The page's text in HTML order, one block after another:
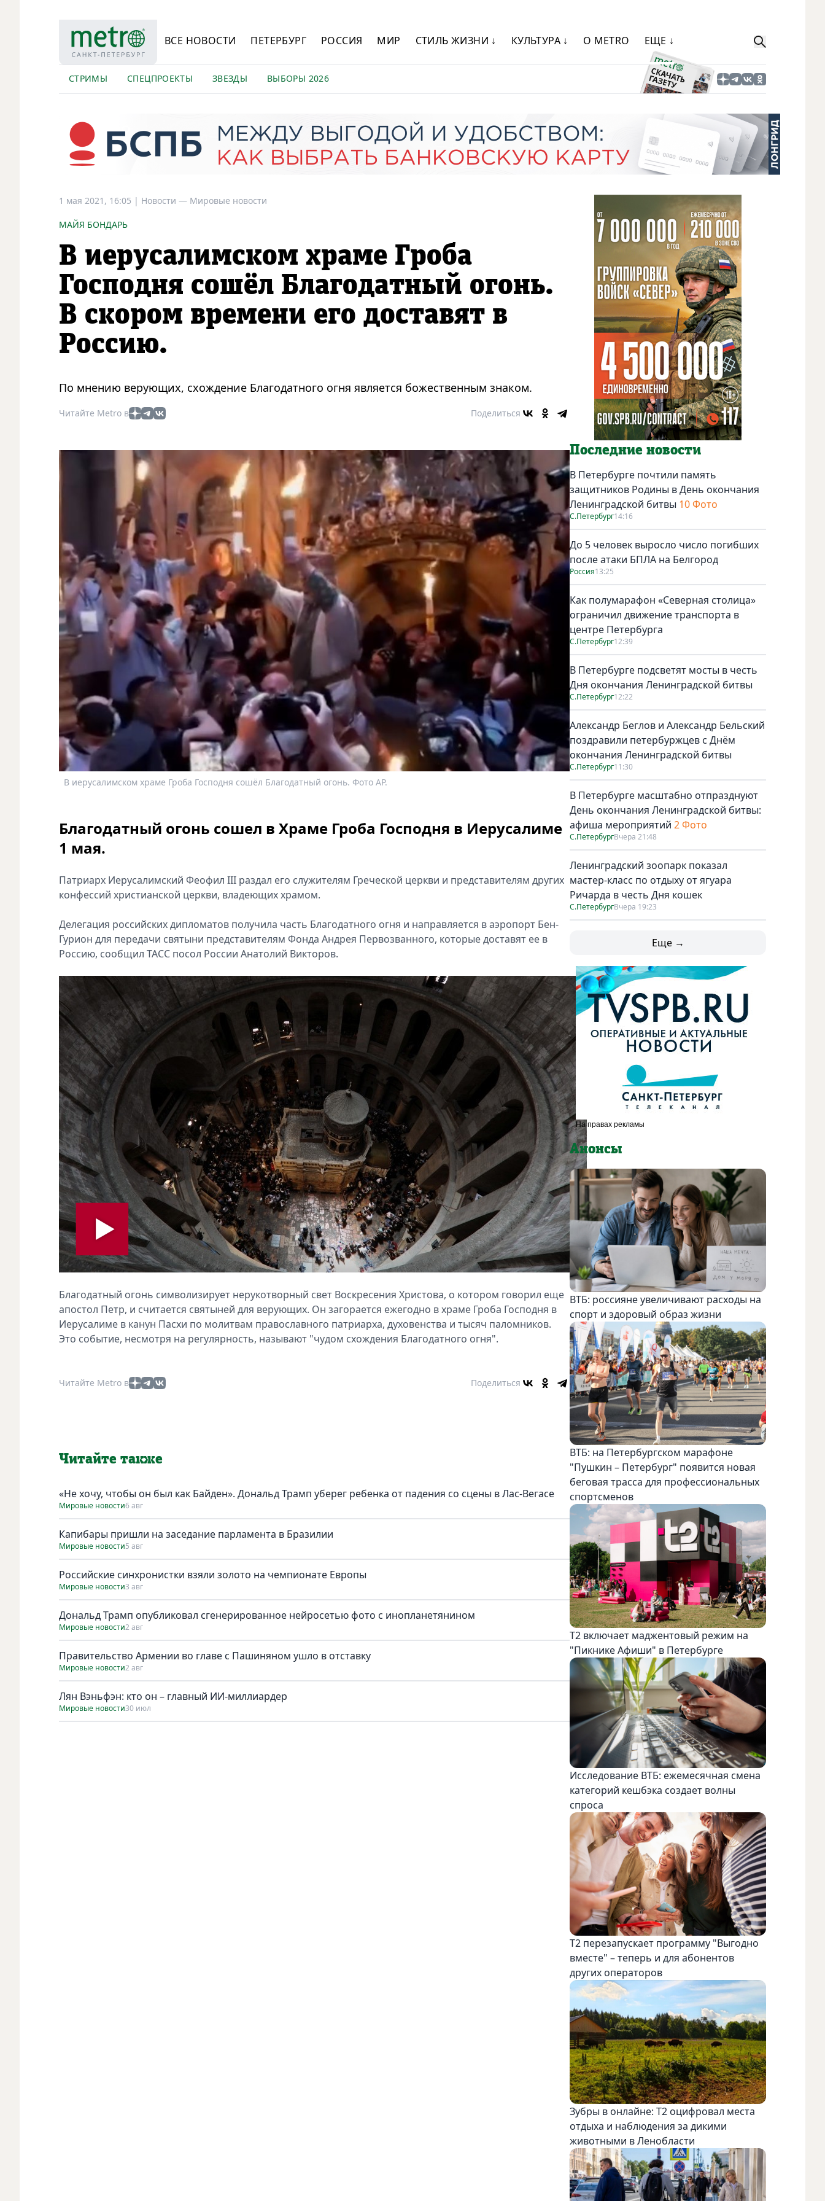
ВСЕ НОВОСТИ ПЕТЕРБУРГ РОССИЯ МИР СТИЛЬ ЖИЗНИ ↓ КУЛЬТУРА ↓ О METRO ЕЩЕ ↓
СТРИМЫ СПЕЦПРОЕКТЫ ЗВЕЗДЫ ВЫБОРЫ 2026
1 мая 2021, 16:05 | Новости — Мировые новости
МАЙЯ БОНДАРЬ
В иерусалимском храме Гроба
Господня сошёл Благодатный огонь.
В скором времени его доставят в
Россию.
По мнению верующих, схождение Благодатного огня является божественным знаком.
Читайте Metro в Поделиться
В иерусалимском храме Гроба Господня сошёл Благодатный огонь. Фото AP.
Благодатный огонь сошел в Храме Гроба Господня в Иерусалиме
1 мая.
Патриарх Иерусалимский Феофил III раздал его служителям Греческой церкви и представителям других
конфессий христианской церкви, владеющих храмом.
Делегация российских дипломатов получила часть Благодатного огня и направляется в аэропорт Бен-
Гурион для передачи святыни представителям Фонда Андрея Первозванного, которые доставят ее в
Россию, сообщил ТАСС посол России Анатолий Викторов.
Благодатный огонь символизирует нерукотворный свет Воскресения Христова, о котором говорил еще
апостол Петр, и считается святыней для верующих. Он загорается ежегодно в храме Гроба Господня в
Иерусалиме в канун Пасхи по молитвам православного патриарха, духовенства и тысяч паломников.
Это событие, несмотря на регулярность, называют "чудом схождения Благодатного огня".
Читайте Metro в Поделиться
Читайте также
«Не хочу, чтобы он был как Байден». Дональд Трамп уберег ребенка от падения со сцены в Лас-Вегасе
Мировые новости6 авг
Капибары пришли на заседание парламента в Бразилии
Мировые новости5 авг
Российские синхронистки взяли золото на чемпионате Европы
Мировые новости3 авг
Дональд Трамп опубликовал сгенерированное нейросетью фото с инопланетянином
Мировые новости2 авг
Правительство Армении во главе с Пашиняном ушло в отставку
Мировые новости2 авг
Лян Вэньфэн: кто он – главный ИИ-миллиардер
Мировые новости30 июл
Последние новости
В Петербурге почтили память
защитников Родины в День окончания
Ленинградской битвы 10 Фото
С.Петербург14:16
До 5 человек выросло число погибших
после атаки БПЛА на Белгород
Россия13:25
Как полумарафон «Северная столица»
ограничил движение транспорта в
центре Петербурга
С.Петербург12:39
В Петербурге подсветят мосты в честь
Дня окончания Ленинградской битвы
С.Петербург12:22
Александр Беглов и Александр Бельский
поздравили петербуржцев с Днём
окончания Ленинградской битвы
С.Петербург11:30
В Петербурге масштабно отпразднуют
День окончания Ленинградской битвы:
афиша мероприятий 2 Фото
С.ПетербургВчера 21:48
Ленинградский зоопарк показал
мастер-класс по отдыху от ягуара
Ричарда в честь Дня кошек
С.ПетербургВчера 19:23
Еще →
Анонсы
ВТБ: россияне увеличивают расходы на
спорт и здоровый образ жизни
ВТБ: на Петербургском марафоне
"Пушкин – Петербург" появится новая
беговая трасса для профессиональных
спортсменов
Т2 включает маджентовый режим на
"Пикнике Афиши" в Петербурге
Исследование ВТБ: ежемесячная смена
категорий кешбэка создает волны
спроса
Т2 перезапускает программу "Выгодно
вместе" – теперь и для абонентов
других операторов
Зубры в онлайне: Т2 оцифровал места
отдыха и наблюдения за дикими
животными в Ленобласти